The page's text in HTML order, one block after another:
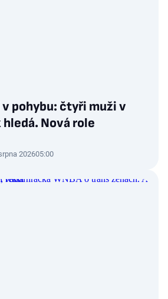
pohybu: čtyři muži v
Nová role
202605:00